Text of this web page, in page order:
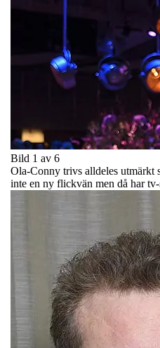
Bild 1 av 6
Ola-Conny trivs alldeles utmärkt
inte en ny flickvän men då har